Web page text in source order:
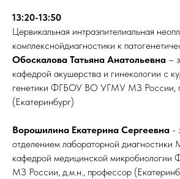
13:20-13:50
Цервикальная интраэпителиальная
комплекснойдиагностики к
Обоскалова Татьяна Анатольевна –
кафедрой акушерства и гинекологии с
генетики ФГБОУ ВО УГМУ МЗ России,
(Екатеринбург)
Ворошилина Екатерина Сергеевна -
отделением лабораторной
кафедрой медицинской
МЗ России, д.м.н., профессор